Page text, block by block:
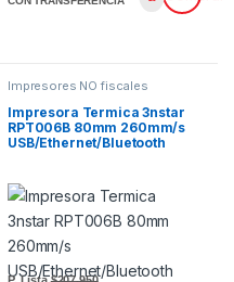
Impresores NO fiscales
Impresora Termica 3nstar
RPT006B 80mm 260mm/s
USB/Ethernet/Bluetooth
P. Lista$207.950